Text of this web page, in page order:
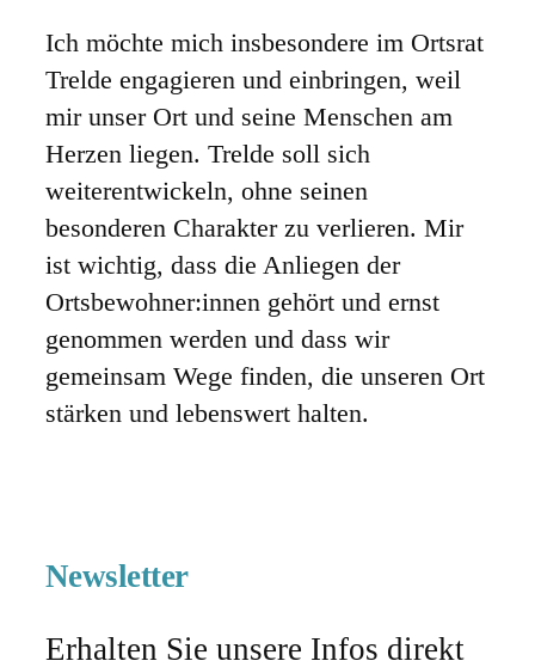
Ich möchte mich insbesondere im Ortsrat
Trelde engagieren und einbringen, weil
mir unser Ort und seine Menschen am
Herzen liegen. Trelde soll sich
weiterentwickeln, ohne seinen
besonderen Charakter zu verlieren. Mir
ist wichtig, dass die Anliegen der
Ortsbewohner:innen gehört und ernst
genommen werden und dass wir
gemeinsam Wege finden, die unseren Ort
stärken und lebenswert halten.
Newsletter
Erhalten Sie unsere Infos direkt